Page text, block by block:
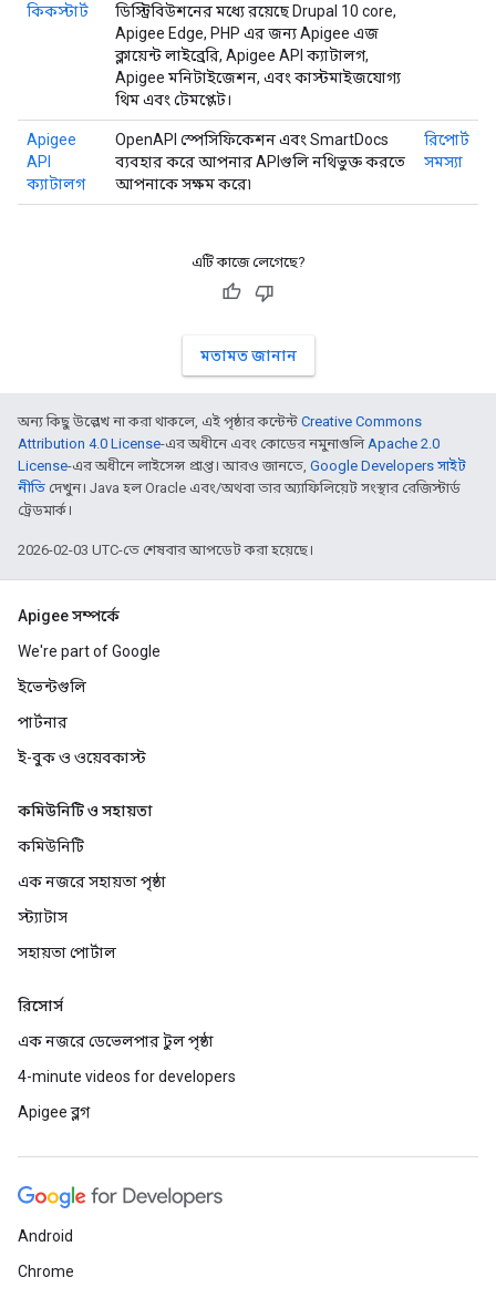
কিকস্টার্ট
ডিস্ট্রিবিউশনের মধ্যে রয়েছে Drupal 10 core,
Apigee Edge, PHP এর জন্য Apigee এজ
ক্লায়েন্ট লাইব্রেরি, Apigee API ক্যাটালগ,
Apigee মনিটাইজেশন, এবং কাস্টমাইজযোগ্য
থিম এবং টেমপ্লেট।
Apigee
API
ক্যাটালগ
OpenAPI স্পেসিফিকেশন এবং SmartDocs
ব্যবহার করে আপনার APIগুলি নথিভুক্ত করতে
আপনাকে সক্ষম করে৷
রিপোর্ট
সমস্যা
এটি কাজে লেগেছে?
মতামত জানান
অন্য কিছু উল্লেখ না করা থাকলে, এই পৃষ্ঠার কন্টেন্ট Creative Commons
Attribution 4.0 License-এর অধীনে এবং কোডের নমুনাগুলিApache 2.0
License-এর অধীনে লাইসেন্স প্রাপ্ত। আরও জানতে, Google Developers সাইট
নীতি দেখুন। Java হল Oracle এবং/অথবা তার অ্যাফিলিয়েট সংস্থার রেজিস্টার্ড
ট্রেডমার্ক।
2026-02-03 UTC-তে শেষবার আপডেট করা হয়েছে।
Apigee সম্পর্কে
We're part of Google
ইভেন্টগুলি
পার্টনার
ই-বুক ও ওয়েবকাস্ট
কমিউনিটি ও সহায়তা
কমিউনিটি
এক নজরে সহায়তা পৃষ্ঠা
স্ট্যাটাস
সহায়তা পোর্টাল
রিসোর্স
এক নজরে ডেভেলপার টুল পৃষ্ঠা
4-minute videos for developers
Apigee ব্লগ
Android
Chrome